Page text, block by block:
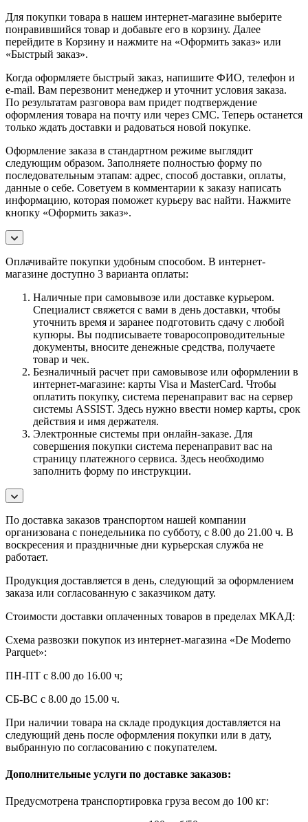
Для покупки товара в нашем интернет-магазине выберите
понравившийся товар и добавьте его в корзину. Далее
перейдите в Корзину и нажмите на «Оформить заказ» или
«Быстрый заказ».
Когда оформляете быстрый заказ, напишите ФИО, телефон и
e-mail. Вам перезвонит менеджер и уточнит условия заказа.
По результатам разговора вам придет подтверждение
оформления товара на почту или через СМС. Теперь останется
только ждать доставки и радоваться новой покупке.
Оформление заказа в стандартном режиме выглядит
следующим образом. Заполняете полностью форму по
последовательным этапам: адрес, способ доставки, оплаты,
данные о себе. Советуем в комментарии к заказу написать
информацию, которая поможет курьеру вас найти. Нажмите
кнопку «Оформить заказ».
Оплачивайте покупки удобным способом. В интернет-
магазине доступно 3 варианта оплаты:
Наличные при самовывозе или доставке курьером.
Специалист свяжется с вами в день доставки, чтобы
уточнить время и заранее подготовить сдачу с любой
купюры. Вы подписываете товаросопроводительные
документы, вносите денежные средства, получаете
товар и чек.
Безналичный расчет при самовывозе или оформлении в
интернет-магазине: карты Visa и MasterCard. Чтобы
оплатить покупку, система перенаправит вас на сервер
системы ASSIST. Здесь нужно ввести номер карты, срок
действия и имя держателя.
Электронные системы при онлайн-заказе. Для
совершения покупки система перенаправит вас на
страницу платежного сервиса. Здесь необходимо
заполнить форму по инструкции.
По доставка заказов транспортом нашей компании
организована с понедельника по субботу, с 8.00 до 21.00 ч. В
воскресения и праздничные дни курьерская служба не
работает.
Продукция доставляется в день, следующий за оформлением
заказа или согласованную с заказчиком дату.
Стоимости доставки оплаченных товаров в пределах МКАД:
Схема развозки покупок из интернет-магазина «De Moderno
Parquet»:
ПН-ПТ с 8.00 до 16.00 ч;
СБ-ВС с 8.00 до 15.00 ч.
При наличии товара на складе продукция доставляется на
следующий день после оформления покупки или в дату,
выбранную по согласованию с покупателем.
Дополнительные услуги по доставке заказов:
Предусмотрена транспортировка груза весом до 100 кг: